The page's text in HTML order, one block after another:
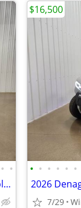
• •
2026 Denago Nomad XL Plus Lithium Ion Golf Cart, Aqua
• • • • • •
2026
7/29
$16,500